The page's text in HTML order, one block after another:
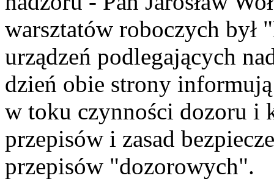
warsztatów roboczych był
urządzeń podlegających
dzień obie strony
w toku czynności dozoru i
przepisów i zasad
przepisów "dozorowych".